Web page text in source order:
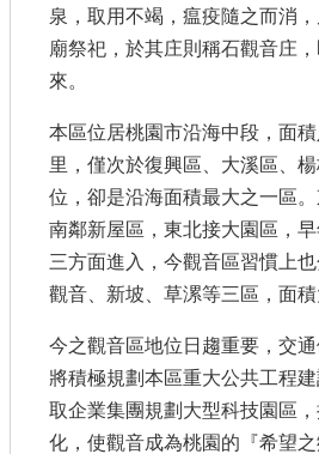
門牌查詢
回首頁
網站導覽
市政信箱
常見問題
English
隱私權政策
網站安全政策
泉，取用不竭，瘟疫隨之而消
廟祭祀，於其庄則稱石觀音庄
來。
本區位居桃園市沿海中段，面
里，僅次於復興區、大溪區、
位，卻是沿海面積最大之一區。
南鄰新屋區，東北接大園區，
三方面進入，今觀音區習慣上
觀音、新坡、草漯等三區，面積
今之觀音區地位日趨重要，交通
將積極規劃本區重大公共工程
取企業集團規劃大型科技園區
化，使觀音成為桃園的『希望之